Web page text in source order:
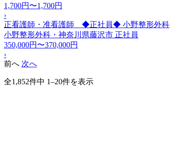
1,700円〜1,700円
›
正看護師・准看護師 ◆正社員◆ 小野整形外科
小野整形外科・神奈川県藤沢市 正社員
350,000円〜370,000円
›
前へ 次へ
全1,852件中 1–20件を表示